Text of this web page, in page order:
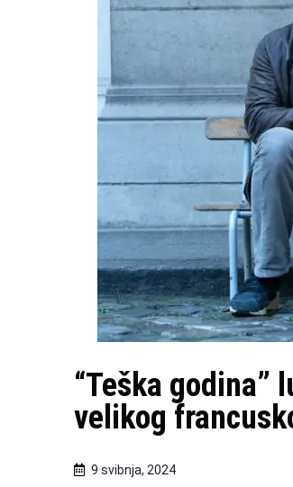
“Teška godina”
velikog
9 svibnja, 2024